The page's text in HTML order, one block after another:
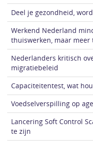
Deel je gezondheid,
Werkend Nederland
thuiswerken, maar meer
Nederlanders kritisch
migratiebeleid
Capaciteitentest, wat
Voedselverspilling op
Lancering Soft Control
te zijn